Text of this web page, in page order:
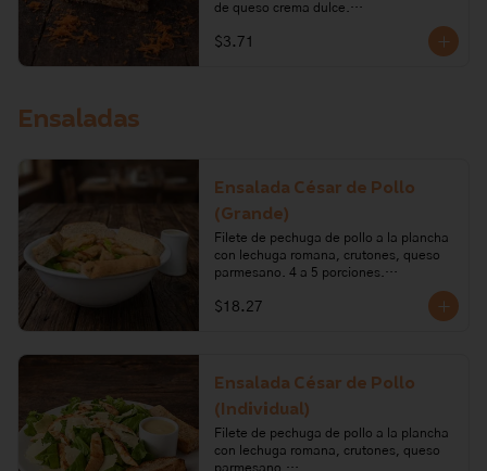
de queso crema dulce.
Ingredientes: harina de trigo, zanahoria,
nueces, vainilla, azúcar, aceite vegetal,
$3.71
Ensaladas
Ensalada César de Pollo
(Grande)
Filete de pechuga de pollo a la plancha
con lechuga romana, crutones, queso
parmesano. 4 a 5 porciones.
Ingredientes: Lechuga, queso
parmesano, harina de trigo, aceite de
mostaza, pimienta, anchoas, salsa
Alérgenos: Leche, gluten, huevo,
pescado, soya, mostaza
$18.27
Ensalada César de Pollo
(Individual)
Filete de pechuga de pollo a la plancha
con lechuga romana, crutones, queso
parmesano.